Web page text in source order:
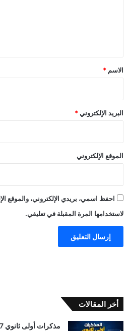
*
الاسم *
البريد الإلكتروني *
الموقع الإلكتروني
احفظ اسمي، بريدي الإلكتروني، والموقع
لاستخدامها المرة المقبلة في تعليقي.
أخر المقالات